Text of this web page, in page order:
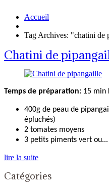
Accueil
Tag Archives: "chatini de
Chatini de
Temps de préparation: 15 min
400g de peau de
épluchés)
2 tomates moyens
3 petits piments vert ou...
lire la suite
Catégories